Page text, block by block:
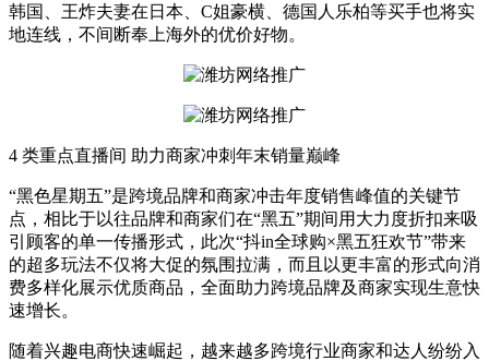
韩国、王炸夫妻在日本、C姐豪横、德国人乐柏等买手也将实
地连线，不间断奉上海外的优价好物。
4 类重点直播间 助力商家冲刺年末销量巅峰
“黑色星期五”是跨境品牌和商家冲击年度销售峰值的关键节
点，相比于以往品牌和商家们在“黑五”期间用大力度折扣来吸
引顾客的单一传播形式，此次“抖in全球购×黑五狂欢节”带来
的超多玩法不仅将大促的氛围拉满，而且以更丰富的形式向消
费多样化展示优质商品，全面助力跨境品牌及商家实现生意快
速增长。
随着兴趣电商快速崛起，越来越多跨境行业商家和达人纷纷入